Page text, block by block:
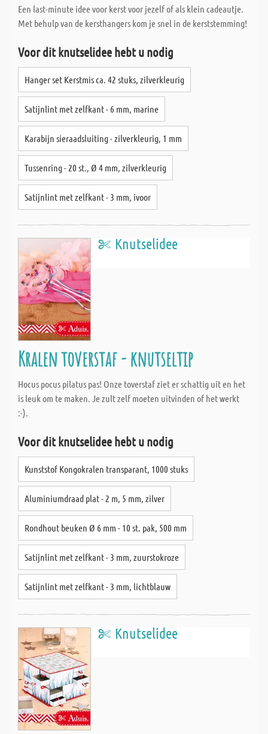
Een last-minute idee voor kerst voor jezelf of als klein cadeautje.
Met behulp van de kersthangers kom je snel in de kerststemming!
Voor dit knutselidee hebt u nodig
Hanger set Kerstmis ca. 42 stuks, zilverkleurig
Satijnlint met zelfkant - 6 mm, marine
Karabijn sieraadsluiting - zilverkleurig, 1 mm
Tussenring - 20 st., Ø 4 mm, zilverkleurig
Satijnlint met zelfkant - 3 mm, ivoor
Knutselidee
Kralen toverstaf - knutseltip
Hocus pocus pilatus pas! Onze toverstaf ziet er schattig uit en het
is leuk om te maken. Je zult zelf moeten uitvinden of het werkt
:-).
Voor dit knutselidee hebt u nodig
Kunststof Kongokralen transparant, 1000 stuks
Aluminiumdraad plat - 2 m, 5 mm, zilver
Rondhout beuken Ø 6 mm - 10 st. pak, 500 mm
Satijnlint met zelfkant - 3 mm, zuurstokroze
Satijnlint met zelfkant - 3 mm, lichtblauw
Knutselidee